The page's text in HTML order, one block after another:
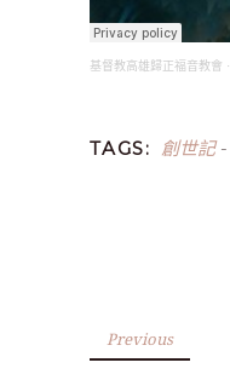
基督教高雄歸正福音教會 ·
TAGS: 創世記-
Previous